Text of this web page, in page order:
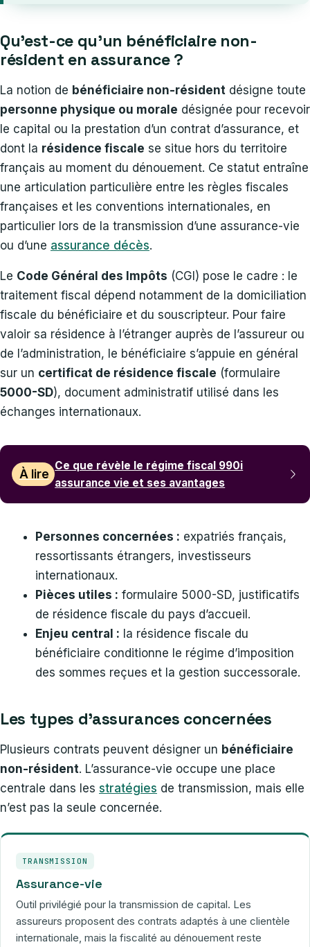
Qu’est-ce qu’un bénéficiaire non-
résident en assurance ?
La notion de bénéficiaire non-résident désigne toute
personne physique ou morale désignée pour recevoir
le capital ou la prestation d’un contrat d’assurance, et
dont la résidence fiscale se situe hors du territoire
français au moment du dénouement. Ce statut entraîne
une articulation particulière entre les règles fiscales
françaises et les conventions internationales, en
particulier lors de la transmission d’une assurance-vie
ou d’une assurance décès.
Le Code Général des Impôts (CGI) pose le cadre : le
traitement fiscal dépend notamment de la domiciliation
fiscale du bénéficiaire et du souscripteur. Pour faire
valoir sa résidence à l’étranger auprès de l’assureur ou
de l’administration, le bénéficiaire s’appuie en général
sur un certificat de résidence fiscale (formulaire
5000-SD), document administratif utilisé dans les
échanges internationaux.
À lire
Ce que révèle le régime fiscal 990i
assurance vie et ses avantages
Personnes concernées : expatriés français,
ressortissants étrangers, investisseurs
internationaux.
Pièces utiles : formulaire 5000-SD, justificatifs
de résidence fiscale du pays d’accueil.
Enjeu central : la résidence fiscale du
bénéficiaire conditionne le régime d’imposition
des sommes reçues et la gestion successorale.
Les types d’assurances concernées
Plusieurs contrats peuvent désigner un bénéficiaire
non-résident. L’assurance-vie occupe une place
centrale dans les stratégies de transmission, mais elle
n’est pas la seule concernée.
TRANSMISSION
Assurance-vie
Outil privilégié pour la transmission de capital. Les
assureurs proposent des contrats adaptés à une clientèle
internationale, mais la fiscalité au dénouement reste